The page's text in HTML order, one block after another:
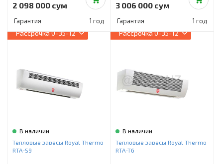
2 098 000 сум
Гарантия 1 год
3 006 000 сум
Гарантия 1 год
Рассрочка0-35-12
В наличии
Тепловые завесы Royal Thermo
RTA-S9
Рассрочка0-35-12
В наличии
Тепловые завесы Royal Thermo
RTA-T6